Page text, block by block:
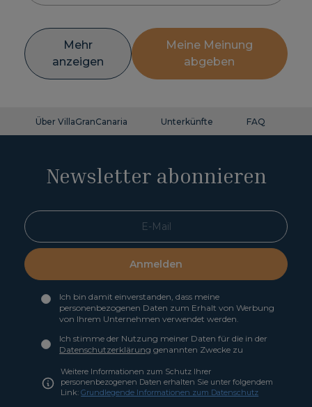
Mehr
anzeigen
Meine Meinung
abgeben
Über VillaGranCanaria Unterkünfte FAQ
Newsletter abonnieren
Anmelden
Ich bin damit einverstanden, dass meine
personenbezogenen Daten zum Erhalt von Werbung
von Ihrem Unternehmen verwendet werden.
Ich stimme der Nutzung meiner Daten für die in der
Datenschutzerklärung genannten Zwecke zu
Weitere Informationen zum Schutz Ihrer
personenbezogenen Daten erhalten Sie unter folgendem
Link:Grundlegende Informationen zum Datenschutz